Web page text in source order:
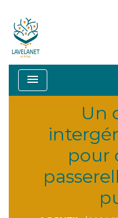
menu
Un
pour